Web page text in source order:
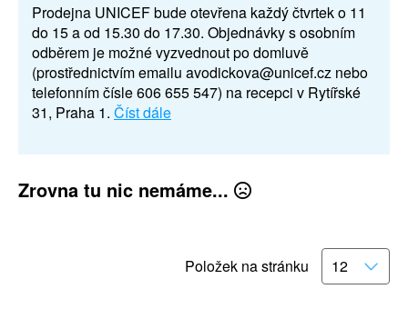
Prodejna UNICEF bude otevřena každý čtvrtek o 11
do 15 a od 15.30 do 17.30. Objednávky s osobním
odběrem je možné vyzvednout po domluvě
(prostřednictvím emailu avodickova@unicef.cz nebo
telefonním čísle 606 655 547) na recepci v Rytířské
31, Praha 1. Číst dále
Zrovna tu nic nemáme...
Položek na stránku